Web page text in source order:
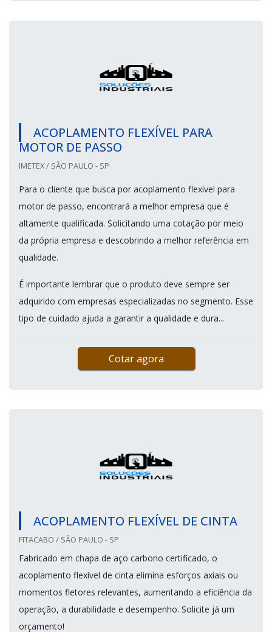
ACOPLAMENTO FLEXÍVEL PARA
MOTOR DE PASSO
IMETEX / SÃO PAULO - SP
Para o cliente que busca por acoplamento flexível para
motor de passo, encontrará a melhor empresa que é
altamente qualificada. Solicitando uma cotação por meio
da própria empresa e descobrindo a melhor referência em
qualidade.
É importante lembrar que o produto deve sempre ser
adquirido com empresas especializadas no segmento. Esse
tipo de cuidado ajuda a garantir a qualidade e dura...
Cotar agora
ACOPLAMENTO FLEXÍVEL DE CINTA
FITACABO / SÃO PAULO - SP
Fabricado em chapa de aço carbono certificado, o
acoplamento flexível de cinta elimina esforços axiais ou
momentos fletores relevantes, aumentando a eficiência da
operação, a durabilidade e desempenho. Solicite já um
orçamento!